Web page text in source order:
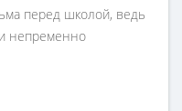
перед школой, ведь
непременно